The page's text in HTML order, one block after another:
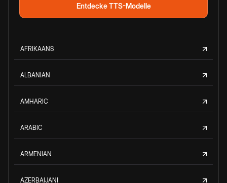
Entdecke TTS-Modelle
AFRIKAANS
ALBANIAN
AMHARIC
ARABIC
ARMENIAN
AZERBAIJANI